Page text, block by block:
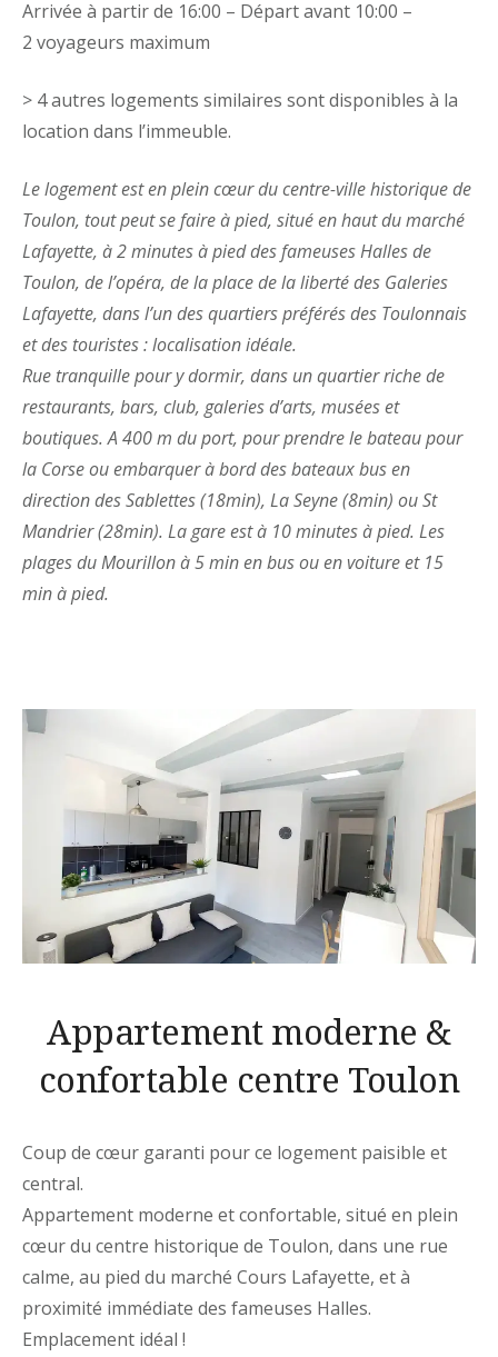
Arrivée à partir de 16:00 – Départ avant 10:00 –
2 voyageurs maximum
> 4 autres logements similaires sont disponibles à la
location dans l’immeuble.
Le logement est en plein cœur du centre-ville historique de
Toulon, tout peut se faire à pied, situé en haut du marché
Lafayette, à 2 minutes à pied des fameuses Halles de
Toulon, de l’opéra, de la place de la liberté des Galeries
Lafayette, dans l’un des quartiers préférés des Toulonnais
et des touristes : localisation idéale.
Rue tranquille pour y dormir, dans un quartier riche de
restaurants, bars, club, galeries d’arts, musées et
boutiques. A 400 m du port, pour prendre le bateau pour
la Corse ou embarquer à bord des bateaux bus en
direction des Sablettes (18min), La Seyne (8min) ou St
Mandrier (28min). La gare est à 10 minutes à pied. Les
plages du Mourillon à 5 min en bus ou en voiture et 15
min à pied.
Appartement moderne &
confortable centre Toulon
Coup de cœur garanti pour ce logement paisible et
central.
Appartement moderne et confortable, situé en plein
cœur du centre historique de Toulon, dans une rue
calme, au pied du marché Cours Lafayette, et à
proximité immédiate des fameuses Halles.
Emplacement idéal !